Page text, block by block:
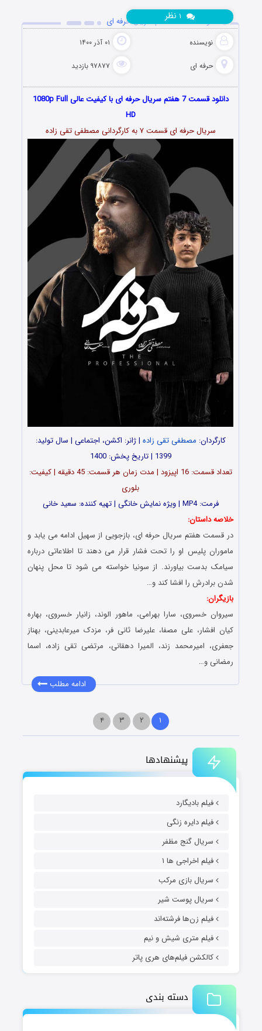
پیشنهادها
فیلم بادیگارد
فیلم دایره زنگی
سریال گنج مظفر
فیلم اخراجی ها ۱
سریال بازی مرکب
سریال پوست شیر
فیلم زن‌ها فرشته‌اند
فیلم متری شیش و نیم
کالکشن فیلم‌های هری پاتر
دسته بندی
دانلود قسمت 7 هفتم سریال حرفه ای
نویسنده ۰۱ آذر ۱۴۰۰
حرفه ای ۹۷۸۷۷ بازدید
نظر
دانلود قسمت 7 هفتم سریال حرفه ای با کیفیت عالی 1080p Full
HD
سریال حرفه ای قسمت ۷ به کارگردانی مصطفی تقی زاده
کارگردان: مصطفی تقی زاده | ژانر: اکشن، اجتماعی | سال تولید:
1399 | تاریخ پخش: 1400
تعداد قسمت: 16 اپیزود | مدت زمان هر قسمت: 45 دقیقه | کیفیت:
بلوری
فرمت: MP4 | ویژه نمایش خانگی | تهیه کننده: سعید خانی
خلاصه داستان:
در قسمت هفتم سریال حرفه ای، بازجویی از سهیل ادامه می یابد و
ماموران پلیس او را تحت فشار قرار می دهند تا اطلاعاتی درباره
سیامک بدست بیاورند. از سونیا خواسته می شود تا محل پنهان
شدن برادرش را افشا کند و…
بازیگران:
سیروان خسروی، سارا بهرامی، ماهور الوند، زانیار خسروی، بهاره
کیان افشار، علی مصفا، علیرضا ثانی فر، مزدک میرعابدینی، بهناز
جعفری، امیرمحمد زند، المیرا دهقانی، مرتضی تقی زاده، اسما
رمضانی و…
ادامه مطلب
۱ ۲ ۳ ۴